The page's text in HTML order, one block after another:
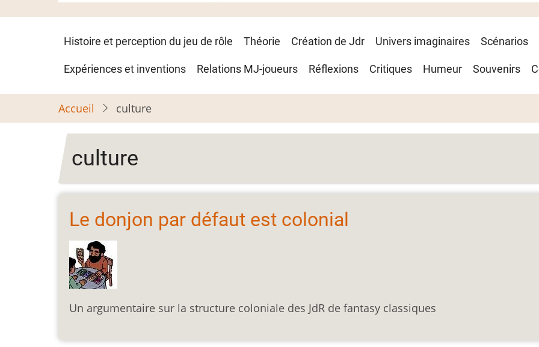
Navigation
principale
Histoire et perception du jeu de rôle Théorie Création de Jdr Univers imaginaires Scénarios
Expériences et inventions Relations MJ-joueurs Réflexions Critiques Humeur Souvenirs
Accueil culture
culture
Le donjon par défaut est colonial
Un argumentaire sur la structure coloniale des JdR de fantasy classiques